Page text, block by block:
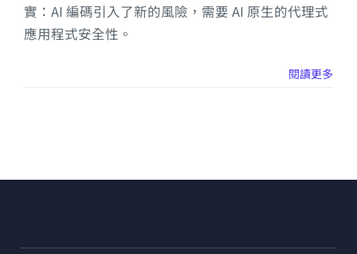
實：AI 編碼引入了新的風險，需要 AI 原生的代理式
應用程式安全性。
閱讀更多